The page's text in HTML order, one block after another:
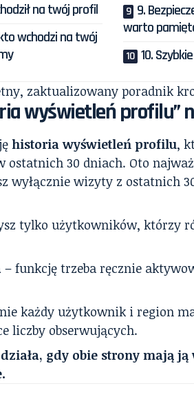
na twój profil
wchodzi na twój
9.
warto
10.
zaktualizowany poradnik
wyświetleń profilu”
historia wyświetleń profilu,
30 dniach. Oto
wyłącznie wizyty z ostatnich
tylko użytkowników, którzy
– funkcję trzeba ręcznie
każdy użytkownik i region
liczby obserwujących.
gdy obie strony mają